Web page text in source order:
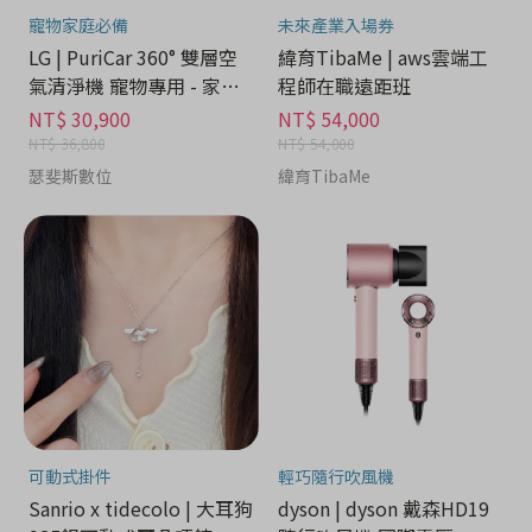
寵物家庭必備
LG | PuriCar 360° 雙層空
氣清淨機 寵物專用 - 家電
分期
NT$ 30,900
NT$ 36,800
瑟斐斯數位
未來產業入場券
緯育TibaMe | aws雲端工
程師在職遠距班
NT$ 54,000
NT$ 54,000
緯育TibaMe
可動式掛件
Sanrio x tidecolo | 大耳狗
輕巧隨行吹風機
dyson | dyson 戴森HD19